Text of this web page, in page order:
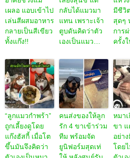
เผลอ แอบเข้าไป
เล่นสีผสมอาหาร
กลายเป็นสีเขียว
ทั้งแก๊ง!!
กลับได้แมวมา
แทน เพราะเจ้า
ตูบดันคิดว่าตัว
เองเป็นแมว…
มีชีวิ
สุดๆ
การ
ครั้ง
“ลูกแมวกำพร้า”
ถูกเลี้ยงดูโดย
แก๊งฮัสกี้ เมื่อโต
ขึ้นมันจึงคิดว่า
คนส่งของให้ลูก
รัก 4 ขาเข้าร่วม
ทีม พร้อมจัด
ยูนิฟอร์มสุดเท่
หมา
ขา แ
อย่า
โดย